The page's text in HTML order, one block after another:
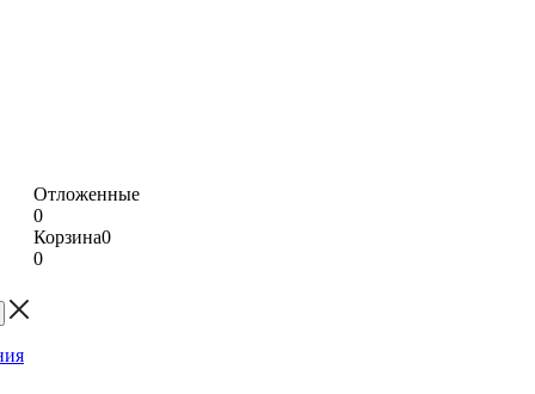
Отложенные
0
Корзина0
0